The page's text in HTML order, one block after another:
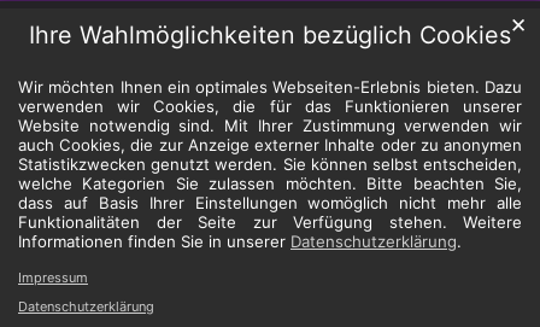
Ihre Wahlmöglichkeiten bezüglich Cookies
Wir möchten Ihnen ein optimales Webseiten-Erlebnis bieten. Dazu
verwenden wir Cookies, die für das Funktionieren unserer
Website notwendig sind. Mit Ihrer Zustimmung verwenden wir
auch Cookies, die zur Anzeige externer Inhalte oder zu anonymen
Statistikzwecken genutzt werden. Sie können selbst entscheiden,
welche Kategorien Sie zulassen möchten. Bitte beachten Sie,
dass auf Basis Ihrer Einstellungen womöglich nicht mehr alle
Funktionalitäten der Seite zur Verfügung stehen. Weitere
Informationen finden Sie in unserer Datenschutzerklärung.
✕
Impressum
Datenschutzerklärung